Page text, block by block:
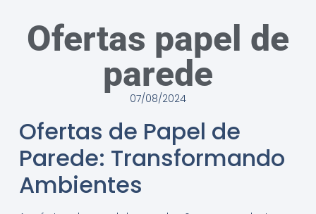
Ofertas papel de
parede
07/08/2024
Ofertas de Papel de
Parede: Transformando
Ambientes